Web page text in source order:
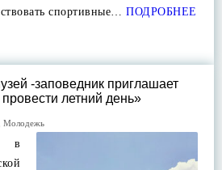
спортивные… ПОДРОБНЕЕ
-заповедник приглашает
летний день»
Молодежь
в